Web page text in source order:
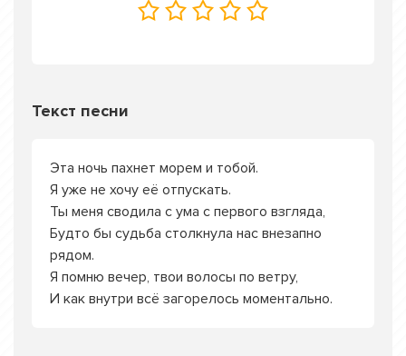
Текст песни
Эта ночь пахнет морем и тобой.
Я уже не хочу её отпускать.
Ты меня сводила с ума с первого взгляда,
Будто бы судьба столкнула нас внезапно
рядом.
Я помню вечер, твои волосы по ветру,
И как внутри всё загорелось моментально.